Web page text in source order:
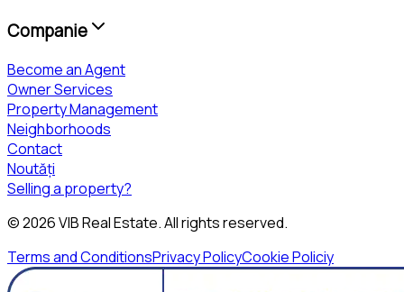
Companie
Become an Agent
Owner Services
Property Management
Neighborhoods
Contact
Noutăți
Selling a property?
©2026VIB Real Estate. All rights reserved.
Terms and ConditionsPrivacy PolicyCookie Policiy